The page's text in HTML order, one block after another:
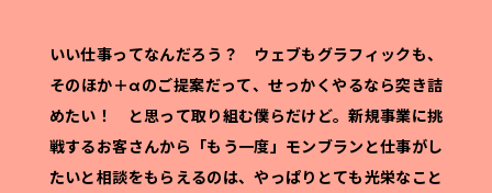
いい仕事ってなんだろう？ ウェブもグラフィックも、
そのほか＋αのご提案だって、せっかくやるなら突き詰
めたい！ と思って取り組む僕らだけど。新規事業に挑
戦するお客さんから「もう一度」モンブランと仕事がし
たいと相談をもらえるのは、やっぱりとても光栄なこと